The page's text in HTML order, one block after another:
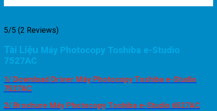
5/5 (2 Reviews)
Tài Liệu Máy Photocopy Toshiba e-Studio
7527AC
1/ Download Driver Máy Photocopy Toshiba e-Studio
7527AC
2/ Brochure Máy Photocopy Toshiba e-Studio 6527AC